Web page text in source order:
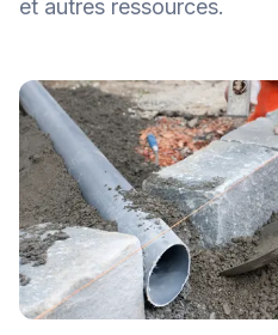
et autres ressources.